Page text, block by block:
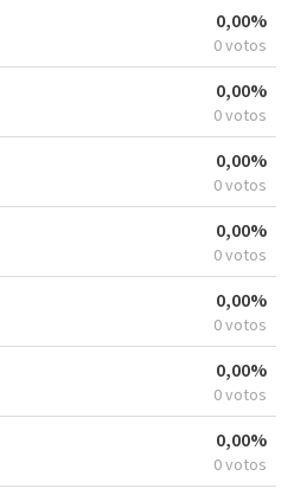
0,00%
0 votos
0,00%
0 votos
0,00%
0 votos
0,00%
0 votos
0,00%
0 votos
0,00%
0 votos
0,00%
0 votos